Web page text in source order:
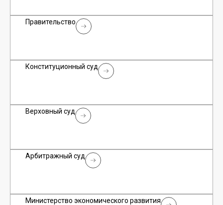
Правительство
Конституционный суд
Верховный суд
Арбитражный суд
Министерство экономического развития